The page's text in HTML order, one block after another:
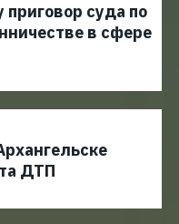
суда по
в сфере
ДТП